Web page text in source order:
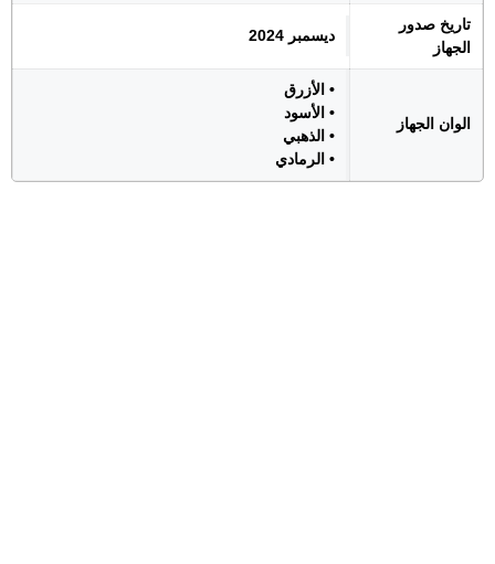
تاريخ صدور
الجهاز
ديسمبر 2024
الوان الجهاز
• الأزرق
• الأسود
• الذهبي
• الرمادي